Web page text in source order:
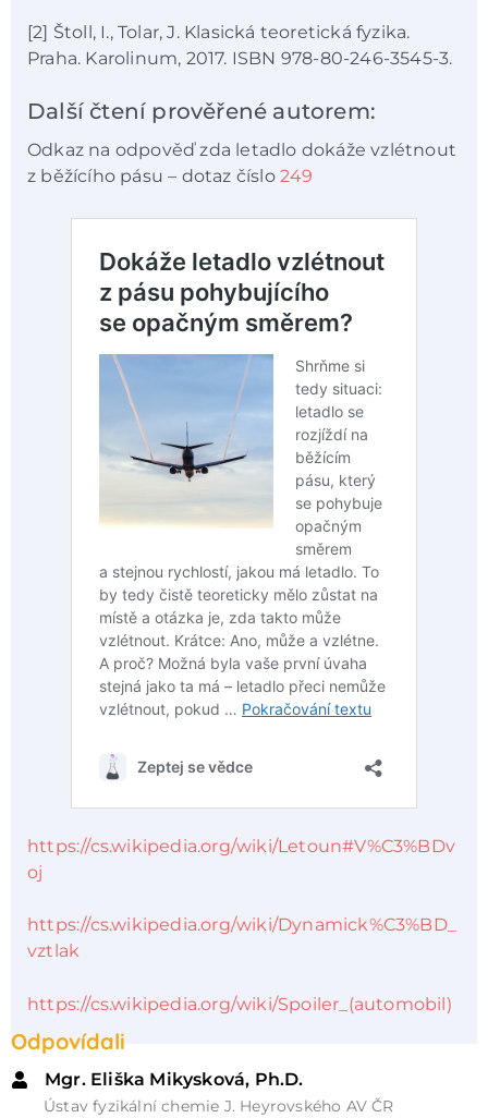
[2] Štoll, I., Tolar, J. Klasická teoretická fyzika.
Praha. Karolinum, 2017. ISBN 978-80-246-3545-3.
Další čtení prověřené autorem:
Odkaz na odpověď zda letadlo dokáže vzlétnout
z běžícího pásu – dotaz číslo 249
https://cs.wikipedia.org/wiki/Letoun#V%C3%BDv
oj
https://cs.wikipedia.org/wiki/Dynamick%C3%BD_
vztlak
https://cs.wikipedia.org/wiki/Spoiler_(automobil)
Odpovídali
Mgr. Eliška Mikysková, Ph.D.
Ústav fyzikální chemie J. Heyrovského AV ČR